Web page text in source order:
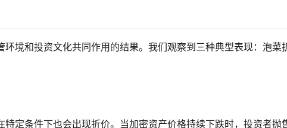
境和投资文化共同作用的结果。我们观察到三种典型表现：泡菜
定条件下也会出现折价。当加密资产价格持续下跌时，投资者抛